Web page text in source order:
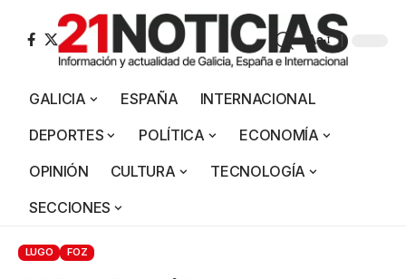
Aa
GALICIA ESPAÑA
INTERNACIONAL
DEPORTES
POLÍTICA
ECONOMÍA
OPINIÓN
CULTURA
TECNOLOGÍA
SECCIONES
LUGO FOZ